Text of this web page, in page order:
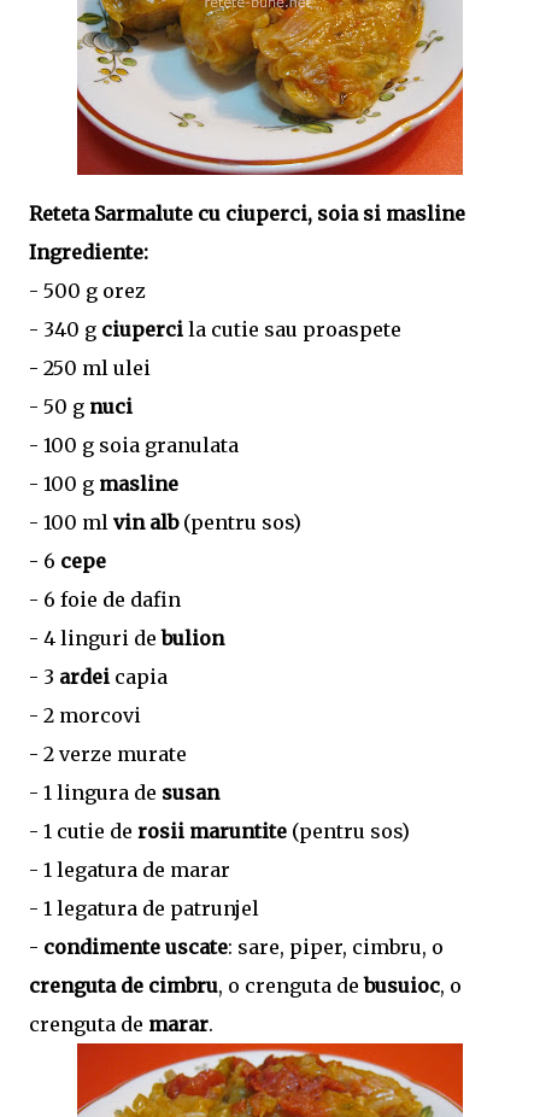
Reteta Sarmalute cu ciuperci, soia si masline
Ingrediente:
- 500 g orez
- 340 g ciuperci la cutie sau proaspete
- 250 ml ulei
- 50 g nuci
- 100 g soia granulata
- 100 g masline
- 100 ml vin alb(pentru sos)
- 6 cepe
- 6 foie de dafin
- 4 linguri debulion
- 3 ardei capia
- 2 morcovi
- 2 verze murate
- 1 lingura de susan
- 1 cutie de rosii maruntite (pentru sos)
- 1 legatura de marar
- 1 legatura de patrunjel
- condimente uscate: sare, piper, cimbru, o
crenguta de cimbru, o crenguta debusuioc, o
crenguta de marar.